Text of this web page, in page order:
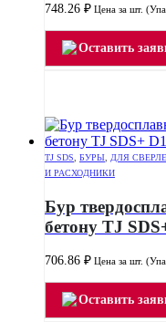
748.26 ₽ Цена за шт.
Оставить
TJ SDS БУРЫ ДЛЯ
И РАСХОДНИКИ
Бур
бетону TJ
706.86 ₽ Цена за шт.
Оставить